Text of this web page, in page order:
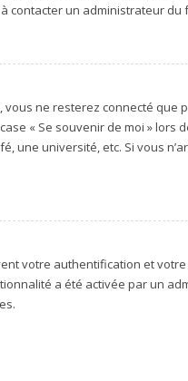
contacter un administrateur du
ne resterez connecté
« Se souvenir de moi » lors
université, etc. Si vous
votre authentification et
a été activée par un